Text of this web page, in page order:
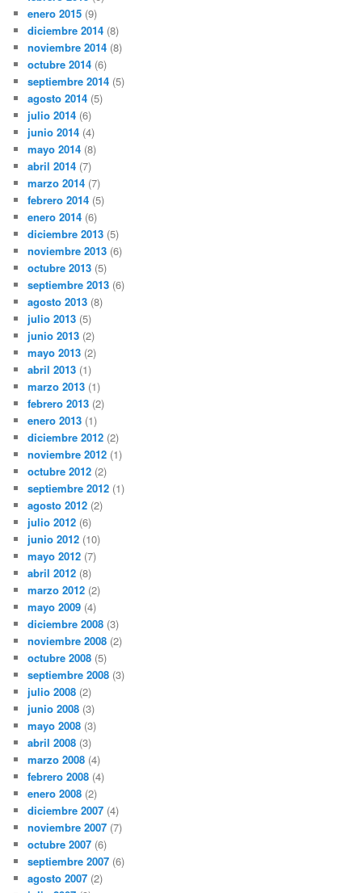
enero 2015 (9)
diciembre 2014 (8)
noviembre 2014 (8)
octubre 2014 (6)
septiembre 2014 (5)
agosto 2014 (5)
julio 2014 (6)
junio 2014 (4)
mayo 2014 (8)
abril 2014 (7)
marzo 2014 (7)
febrero 2014 (5)
enero 2014 (6)
diciembre 2013 (5)
noviembre 2013 (6)
octubre 2013 (5)
septiembre 2013 (6)
agosto 2013 (8)
julio 2013 (5)
junio 2013 (2)
mayo 2013 (2)
abril 2013 (1)
marzo 2013 (1)
febrero 2013 (2)
enero 2013 (1)
diciembre 2012 (2)
noviembre 2012 (1)
octubre 2012 (2)
septiembre 2012 (1)
agosto 2012 (2)
julio 2012 (6)
junio 2012 (10)
mayo 2012 (7)
abril 2012 (8)
marzo 2012 (2)
mayo 2009 (4)
diciembre 2008 (3)
noviembre 2008 (2)
octubre 2008 (5)
septiembre 2008 (3)
julio 2008 (2)
junio 2008 (3)
mayo 2008 (3)
abril 2008 (3)
marzo 2008 (4)
febrero 2008 (4)
enero 2008 (2)
diciembre 2007 (4)
noviembre 2007 (7)
octubre 2007 (6)
septiembre 2007 (6)
agosto 2007 (2)